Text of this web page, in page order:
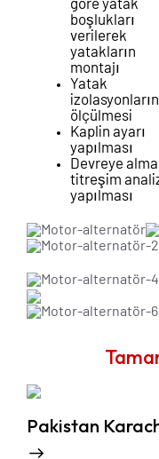
göre yatak
boşlukları
verilerek
yatakların
montajı
Yatak
ölçülmesi
Kaplin ayarı
yapılması
Devreye
titreşim
yapılması
Pakistan